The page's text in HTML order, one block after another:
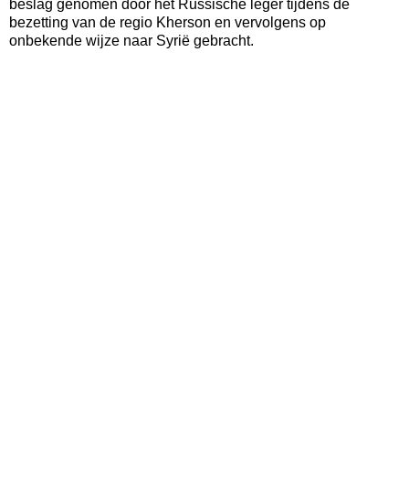
beslag genomen door het Russische leger tijdens de
bezetting van de regio Kherson en vervolgens op
onbekende wijze naar Syrië gebracht.